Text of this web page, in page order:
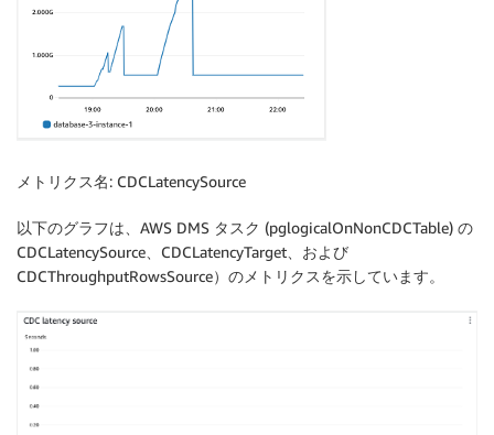
メトリクス名: CDCLatencySource
以下のグラフは、AWS DMS タスク (pglogicalOnNonCDCTable) の
CDCLatencySource、CDCLatencyTarget、および
CDCThroughputRowsSource）のメトリクスを示しています。